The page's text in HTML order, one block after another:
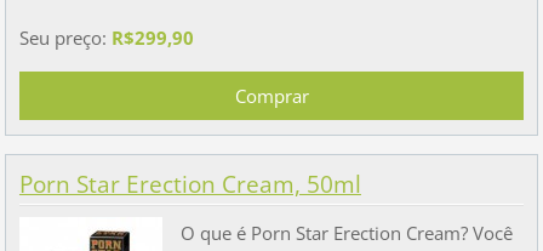
Seu preço: R$299,90
Porn Star Erection Cream, 50ml
O que é Porn Star Erection Cream? Você